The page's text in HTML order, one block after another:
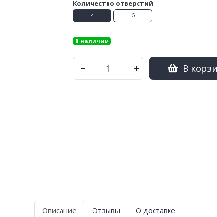
Количество отверстий
4 6
В наличии
− + В
Описание Отзывы О доставке